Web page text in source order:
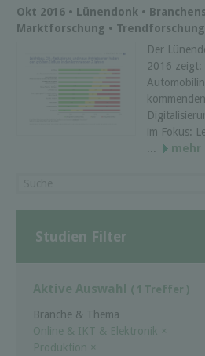
Okt 2016 • Lünendonk •
Marktforschung • Trendforschung
Der
2016 zeigt:
im Fokus:
...
mehr
Studien Filter
Aktive Auswahl ( 1 Treffer )
Branche & Thema
Online & IKT & Elektronik ×
Produktion ×